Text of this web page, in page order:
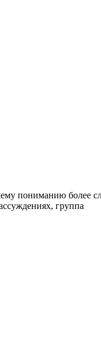
пониманию более
группа